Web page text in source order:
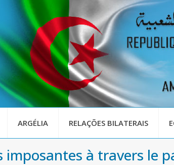
ARGÉLIA RELAÇÕES BILATERAIS
imposantes à travers le